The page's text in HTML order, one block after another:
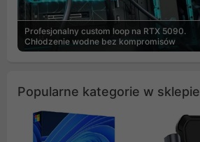
Profesjonalny custom loop na RTX 5090.
Chłodzenie wodne bez kompromisów
Popularne kategorie w sklepie